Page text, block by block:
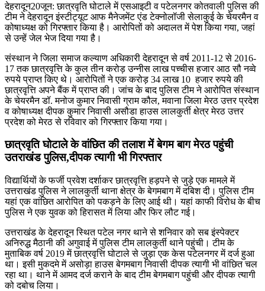
देहरादून20जून: छात्रवृति घोटाले में एसआइटी व पटेलनगर कोतवाली पुलिस की
टीम ने देहरादून इंस्टीट्यूट आफ मैनेजमेंट एंड टेक्नोलॉजी सेलाकुई के चेयरमैन व
कोषाध्यक्ष को गिरफ्तार किया है। आरोपितों को अदालत में पेश किया गया, जहां
से उन्हें जेल भेज दिया गया है।
संस्थान ने जिला समाज कल्याण अधिकारी देहरादून से वर्ष 2011-12 से 2016-
17 तक छात्रवृत्ति के कुल तीन करोड़ उन्नीस लाख पच्चीस हजार आठ सौ नव्वे
रुपये प्राप्त किए थे। आरोपितों ने एक करोड़ 34 लाख 10 हजार रुपये की
छात्रवृत्ति अपने बैंक में प्राप्त की। जांच के बाद पुलिस टीम ने आरोपित संस्थान
के चेयरमैन डॉ. मनोज कुमार निवासी ग्राम कौल, मवाना जिला मेरठ उत्तर प्रदेश
व कोषाध्यक्ष दीपक कुमार निवासी असौडा हाउस लालकुर्ती क्षेत्र मेरठ उत्तर
प्रदेश को मेरठ से रविवार को गिरफ्तार किया गया।
छात्रवृति घोटाले के वांछित की तलाश में बेगम बाग मेरठ पहुंची
उतराखंड पुलिस,दीपक त्यागी भी गिरफ्तार
विद्यार्थियों के फर्जी प्रवेश दर्शाकर छात्रवृत्ति हड़पने से जुड़े एक मामले में
उत्तराखंड पुलिस ने लालकुर्ती थाना क्षेत्र के बेगमबाग में दबिश दी। पुलिस टीम
यहां एक वांछित आरोपित को पकड़ने के लिए आई थी। यहां काफी विरोध के बीच
पुलिस ने एक युवक को हिरासत में लिया और फिर लौट गई।
उत्तराखंड के देहरादून स्थित पटेल नगर थाने से शनिवार को सब इंस्पेक्टर
अनिरुद्ध मैठानी की अगुवाई में पुलिस टीम लालकुर्ती थाने पहुंची। टीम के
मुताबिक वर्ष 2019 में छात्रवृत्ति घोटाले से जुड़ा एक केस पटेलनगर में दर्ज हुआ
था। इसी मुकदमे में असोड़ा हाउस बेगमबाग निवासी दीपक त्यागी भी वांछित चल
रहा था। थाने में आमद दर्ज कराने के बाद टीम बेगमबाग पहुंची और दीपक त्यागी
को दबोच लिया।